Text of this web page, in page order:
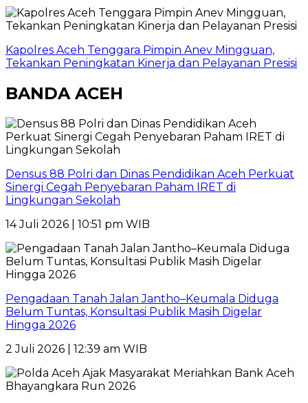
Kapolres Aceh Tenggara Pimpin Anev Mingguan,
Tekankan Peningkatan Kinerja dan Pelayanan Presisi
BANDA ACEH
Densus 88 Polri dan Dinas Pendidikan Aceh Perkuat
Sinergi Cegah Penyebaran Paham IRET di
Lingkungan Sekolah
14 Juli 2026 | 10:51 pm WIB
Pengadaan Tanah Jalan Jantho–Keumala Diduga
Belum Tuntas, Konsultasi Publik Masih Digelar
Hingga 2026
2 Juli 2026 | 12:39 am WIB